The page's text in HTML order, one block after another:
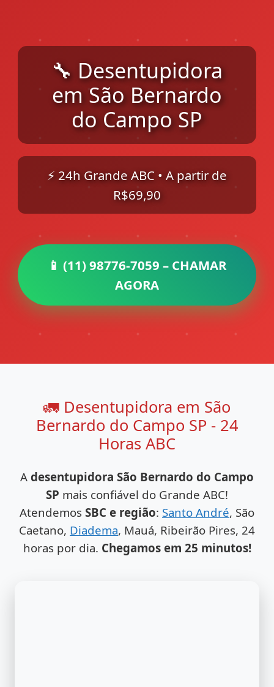
🔧 Desentupidora
em São Bernardo
do Campo SP
⚡ 24h Grande ABC • A partir de
R$69,90
📱 (11) 98776-7059 – CHAMAR
AGORA
🚛 Desentupidora em São
Bernardo do Campo SP - 24
Horas ABC
A desentupidora São Bernardo do Campo
SP mais confiável do Grande ABC!
Atendemos SBC e região: Santo André, São
Caetano, Diadema, Mauá, Ribeirão Pires, 24
horas por dia. Chegamos em 25 minutos!